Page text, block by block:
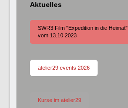
Aktuelles
SWR3 Film "Expedition in die Heimat"
vom 13.10.2023
atelier29 events 2026
Kurse im atelier29